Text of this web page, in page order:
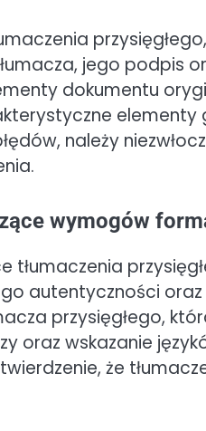
jego podpis
dokumentu
elementy
należy
wymogów
autentyczności
przysięgłego,
oraz wskazanie
że